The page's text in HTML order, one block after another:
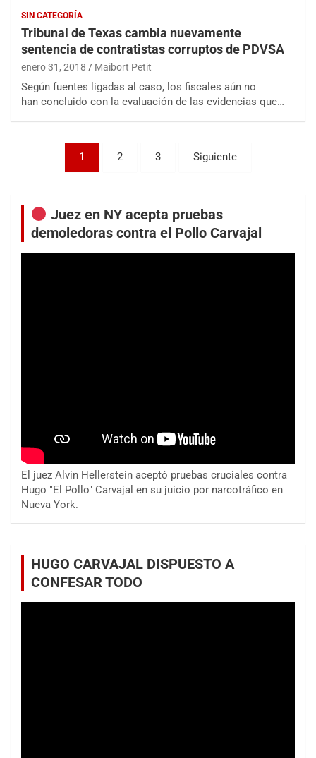
SIN CATEGORÍA
Tribunal de Texas cambia nuevamente
sentencia de contratistas corruptos de PDVSA
enero 31, 2018 Maibort Petit
Según fuentes ligadas al caso, los fiscales aún no
han concluido con la evaluación de las evidencias que…
Paginación
1 2 3 Siguiente
Juez en NY acepta pruebas
demoledoras contra el Pollo Carvajal
El juez Alvin Hellerstein aceptó pruebas cruciales contra
Hugo "El Pollo" Carvajal en su juicio por narcotráfico en
Nueva York.
HUGO CARVAJAL DISPUESTO A
CONFESAR TODO